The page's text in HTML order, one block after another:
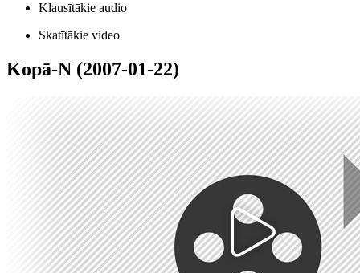
Klausītākie audio
Skatītākie video
Kopā-N (2007-01-22)